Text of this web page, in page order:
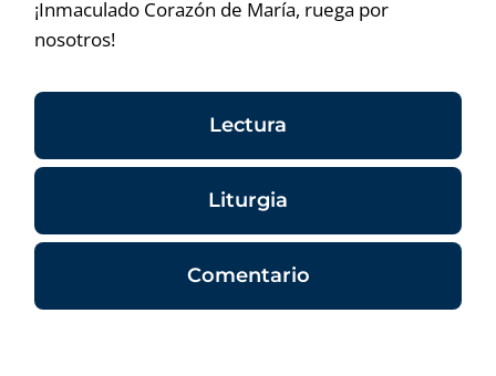
¡Inmaculado Corazón de María, ruega por
nosotros!
Lectura
Liturgia
Comentario